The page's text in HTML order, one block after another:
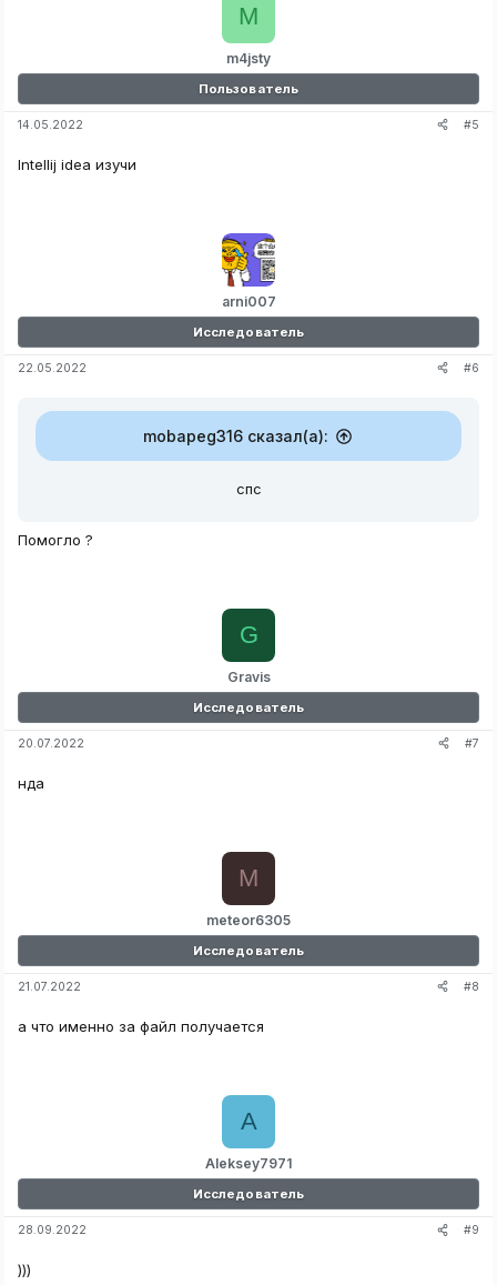
m4jsty
M
Пользователь
14.05.2022 #5
Intellij idea изучи
arni007
Исследователь
22.05.2022 #6
mobapeg316 сказал(а):
спс
Помогло ?
Gravis
G
Исследователь
20.07.2022 #7
нда
meteor6305
M
Исследователь
21.07.2022 #8
а что именно за файл получается
Aleksey7971
A
Исследователь
28.09.2022 #9
)))